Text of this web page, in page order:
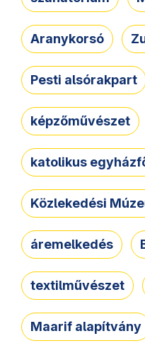
Aranykorsó
Pesti alsórakpart
képzőművészet
katolikus
Közlekedési
áremelkedés
textilművészet
Maarif alapítvány